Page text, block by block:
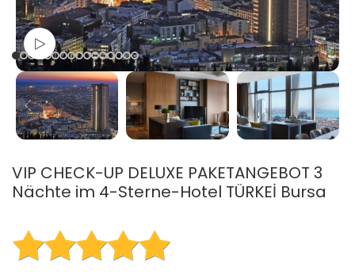
Watch video
VIP CHECK-UP DELUXE PAKETANGEBOT 3
Nächte im 4-Sterne-Hotel TÜRKEİ Bursa